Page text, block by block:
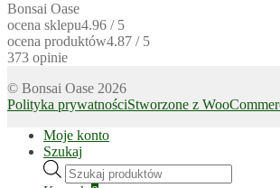
Bonsai Oase
ocena sklepu4.96 / 5
ocena produktów4.87 / 5
373 opinie
© Bonsai Oase 2026
Polityka prywatnościStworzone z
Moje konto
Szukaj
Wyszukiwarka
produktów